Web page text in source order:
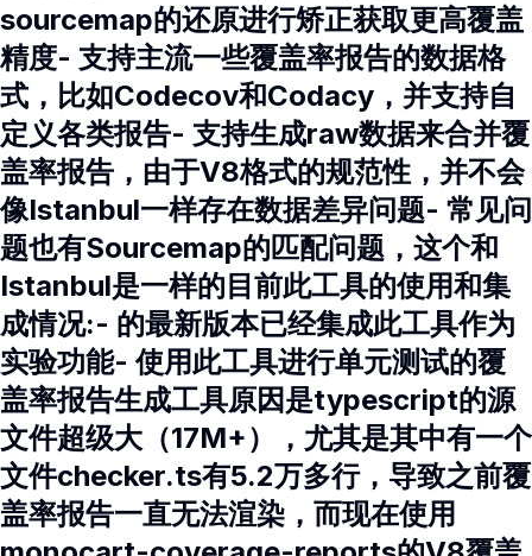
sourcemap的还原进行矫正获取更高覆盖
精度- 支持主流一些覆盖率报告的数据格
式，比如Codecov和Codacy，并支持自
定义各类报告- 支持生成raw数据来合并覆
盖率报告，由于V8格式的规范性，并不会
像Istanbul一样存在数据差异问题- 常见问
题也有Sourcemap的匹配问题，这个和
Istanbul是一样的目前此工具的使用和集
成情况:- 的最新版本已经集成此工具作为
实验功能- 使用此工具进行单元测试的覆
盖率报告生成工具原因是typescript的源
文件超级大（17M+），尤其是其中有一个
文件checker.ts有5.2万多行，导致之前覆
盖率报告一直无法渲染，而现在使用